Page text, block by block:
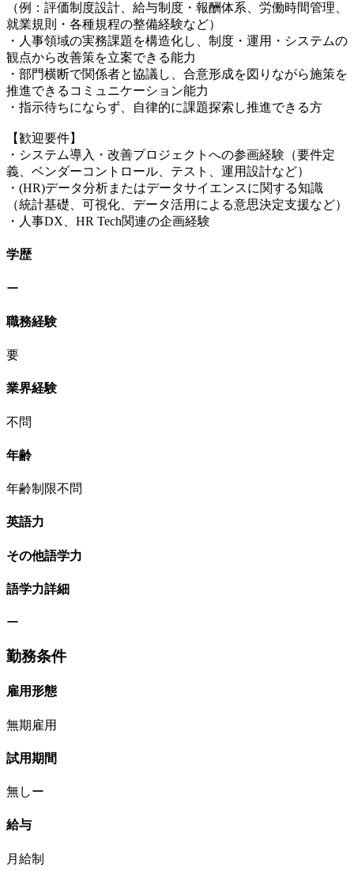
（例：評価制度設計、給与制度・報酬体系、労働時間管理、
就業規則・各種規程の整備経験など）
・人事領域の実務課題を構造化し、制度・運用・システムの
観点から改善策を立案できる能力
・部門横断で関係者と協議し、合意形成を図りながら施策を
推進できるコミュニケーション能力
・指示待ちにならず、自律的に課題探索し推進できる方
【歓迎要件】
・システム導入・改善プロジェクトへの参画経験（要件定
義、ベンダーコントロール、テスト、運用設計など）
・(HR)データ分析またはデータサイエンスに関する知識
（統計基礎、可視化、データ活用による意思決定支援など）
・人事DX、HR Tech関連の企画経験
学歴
ー
職務経験
要
業界経験
不問
年齢
年齢制限不問
英語力
その他語学力
語学力詳細
ー
勤務条件
雇用形態
無期雇用
試用期間
無しー
給与
月給制